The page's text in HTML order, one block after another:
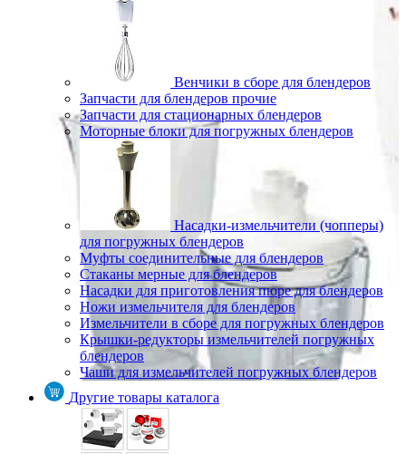
Венчики в сборе для блендеров
Запчасти для блендеров прочие
Запчасти для стационарных блендеров
Моторные блоки для погружных блендеров
Насадки-измельчители (чопперы)
для погружных блендеров
Муфты соединительные для блендеров
Стаканы мерные для блендеров
Насадки для приготовления пюре для блендеров
Ножи измельчителя для блендеров
Измельчители в сборе для погружных блендеров
Крышки-редукторы измельчителей погружных
блендеров
Чаши для измельчителей погружных блендеров
Другие товары каталога